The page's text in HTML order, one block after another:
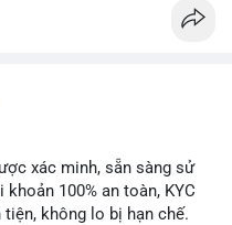
xác minh, sẵn sàng sử
100% an toàn, KYC
không lo bị hạn chế.